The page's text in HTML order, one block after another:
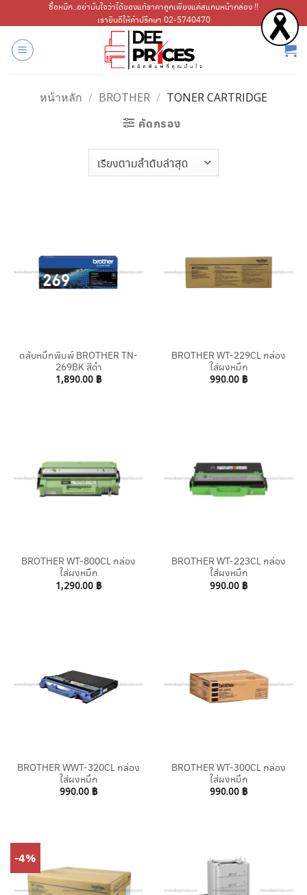
ไป
เนื้อหา
ซื้อหมึก..อย่ามั่นใจว่าได้ของแท้ราคาถูกเพียงแค่สแกนหน้ากล่อง !!
เรายินดีให้คำปรึกษา 02-5740470
หน้าหลัก / BROTHER / TONER CARTRIDGE
คัดกรอง
ตลับหมึกพิมพ์ BROTHER TN-
269BK สีดำ
1,890.00 ฿
BROTHER WT-229CL กล่อง
ใส่ผงหมึก
990.00 ฿
BROTHER WT-800CL กล่อง
ใส่ผงหมึก
1,290.00 ฿
BROTHER WT-223CL กล่อง
ใส่ผงหมึก
990.00 ฿
BROTHER WWT-320CL กล่อง
ใส่ผงหมึก
990.00 ฿
BROTHER WT-300CL กล่อง
ใส่ผงหมึก
990.00 ฿
-4%